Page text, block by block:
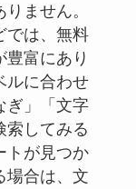
ません。
では、無料
豊富にあり
ルに合わせ
ぎ」「文字
索してみる
トが見つか
場合は、文